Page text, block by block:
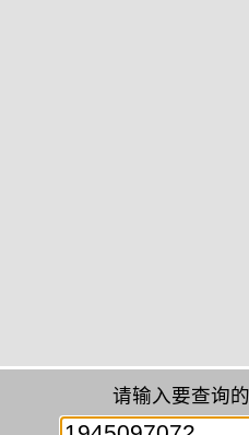
请输入要查询